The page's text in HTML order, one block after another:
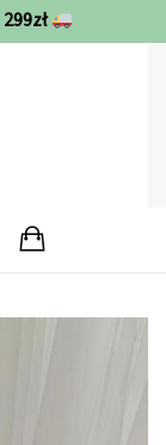
299zł